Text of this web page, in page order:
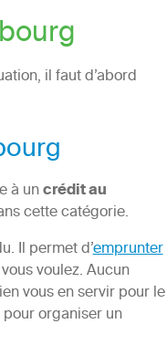
il faut d’abord
à uncrédit au
cette catégorie.
Il permet d’emprunter
voulez. Aucun
vous en servir pour le
organiser un